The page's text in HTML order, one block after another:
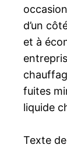
d’un
et à
fuites
liquide
Texte